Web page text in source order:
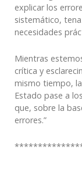
explicar los
sistemático,
necesidades
Mientras
crítica y
mismo tiempo,
Estado pase a
que, sobre la
errores.”